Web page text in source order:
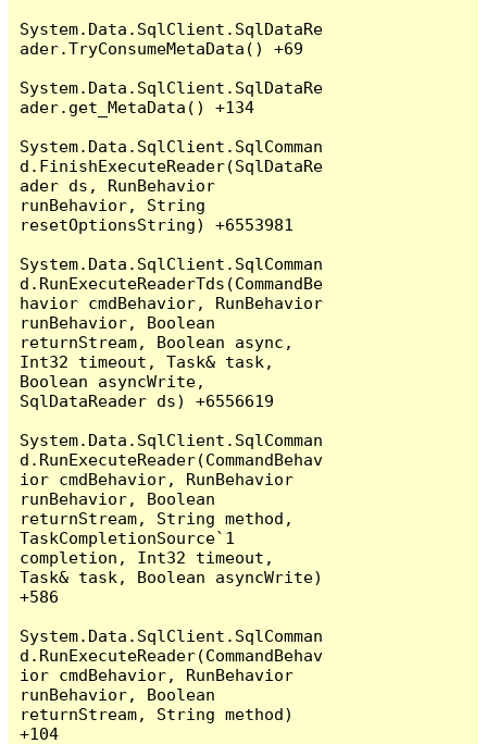
System.Data.SqlClient.SqlDataRe
ader.TryConsumeMetaData() +69
System.Data.SqlClient.SqlDataRe
ader.get_MetaData() +134
System.Data.SqlClient.SqlComman
d.FinishExecuteReader(SqlDataRe
ader ds, RunBehavior
runBehavior, String
resetOptionsString) +6553981
System.Data.SqlClient.SqlComman
d.RunExecuteReaderTds(CommandBe
havior cmdBehavior, RunBehavior
runBehavior, Boolean
returnStream, Boolean async,
Int32 timeout, Task& task,
Boolean asyncWrite,
SqlDataReader ds) +6556619
System.Data.SqlClient.SqlComman
d.RunExecuteReader(CommandBehav
ior cmdBehavior, RunBehavior
runBehavior, Boolean
returnStream, String method,
TaskCompletionSource`1
completion, Int32 timeout,
Task& task, Boolean asyncWrite)
+586
System.Data.SqlClient.SqlComman
d.RunExecuteReader(CommandBehav
ior cmdBehavior, RunBehavior
runBehavior, Boolean
returnStream, String method)
+104